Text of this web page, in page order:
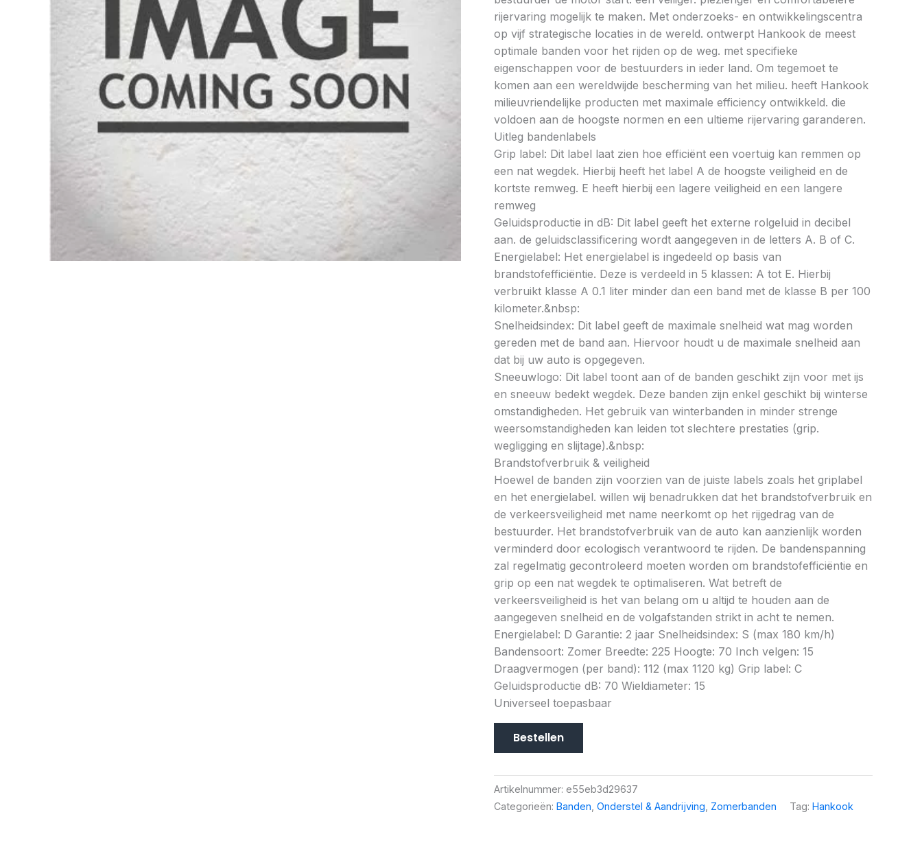
rijervaring mogelijk te maken. Met onderzoeks- en ontwikkelingscentra
op vijf strategische locaties in de wereld. ontwerpt Hankook de meest
optimale banden voor het rijden op de weg. met specifieke
eigenschappen voor de bestuurders in ieder land. Om tegemoet te
komen aan een wereldwijde bescherming van het milieu. heeft Hankook
milieuvriendelijke producten met maximale efficiency ontwikkeld. die
voldoen aan de hoogste normen en een ultieme rijervaring garanderen.
Uitleg bandenlabels
Grip label: Dit label laat zien hoe efficiënt een voertuig kan remmen op
een nat wegdek. Hierbij heeft het label A de hoogste veiligheid en de
kortste remweg. E heeft hierbij een lagere veiligheid en een langere
remweg
Geluidsproductie in dB: Dit label geeft het externe rolgeluid in decibel
aan. de geluidsclassificering wordt aangegeven in de letters A. B of C.
Energielabel: Het energielabel is ingedeeld op basis van
brandstofefficiëntie. Deze is verdeeld in 5 klassen: A tot E. Hierbij
verbruikt klasse A 0.1 liter minder dan een band met de klasse B per 100
kilometer.&nbsp:
Snelheidsindex: Dit label geeft de maximale snelheid wat mag worden
gereden met de band aan. Hiervoor houdt u de maximale snelheid aan
dat bij uw auto is opgegeven.
Sneeuwlogo: Dit label toont aan of de banden geschikt zijn voor met ijs
en sneeuw bedekt wegdek. Deze banden zijn enkel geschikt bij winterse
omstandigheden. Het gebruik van winterbanden in minder strenge
weersomstandigheden kan leiden tot slechtere prestaties (grip.
wegligging en slijtage).&nbsp:
Brandstofverbruik & veiligheid
Hoewel de banden zijn voorzien van de juiste labels zoals het griplabel
en het energielabel. willen wij benadrukken dat het brandstofverbruik en
de verkeersveiligheid met name neerkomt op het rijgedrag van de
bestuurder. Het brandstofverbruik van de auto kan aanzienlijk worden
verminderd door ecologisch verantwoord te rijden. De bandenspanning
zal regelmatig gecontroleerd moeten worden om brandstofefficiëntie en
grip op een nat wegdek te optimaliseren. Wat betreft de
verkeersveiligheid is het van belang om u altijd te houden aan de
aangegeven snelheid en de volgafstanden strikt in acht te nemen.
Energielabel: D Garantie: 2 jaar Snelheidsindex: S (max 180 km/h)
Bandensoort: Zomer Breedte: 225 Hoogte: 70 Inch velgen: 15
Draagvermogen (per band): 112 (max 1120 kg) Grip label: C
Geluidsproductie dB: 70 Wieldiameter: 15
Universeel toepasbaar
Bestellen
Artikelnummer: e55eb3d29637
Categorieën: Banden Onderstel & Aandrijving Zomerbanden Tag: Hankook